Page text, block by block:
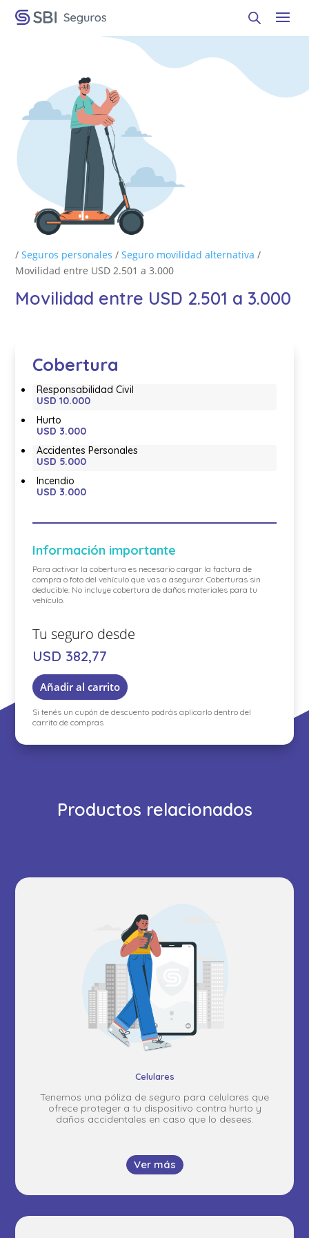
/Seguros personales /Seguro movilidad alternativa /
Movilidad entre USD 2.501 a 3.000
Movilidad entre USD 2.501 a 3.000
Cobertura
Responsabilidad Civil
USD 10.000
Hurto
USD 3.000
Accidentes Personales
USD 5.000
Incendio
USD 3.000
Información importante
Para activar la cobertura es necesario cargar la factura de
compra o foto del vehículo que vas a asegurar. Coberturas sin
deducible. No incluye cobertura de daños materiales para tu
vehículo.
USD 382,77
Añadir al carrito
Si tenés un cupón de descuento podrás aplicarlo dentro del
carrito de compras
Productos relacionados
Celulares
Tenemos una póliza de seguro para celulares que
ofrece proteger a tu dispositivo contra hurto y
daños accidentales en caso que lo desees.
Ver más